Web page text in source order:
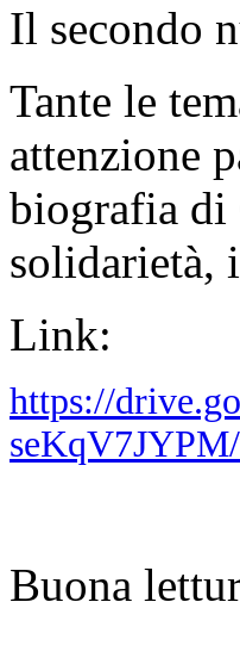
Il secondo
Tante le
attenzione
biografia di
solidarietà,
Link:
https://
Buona